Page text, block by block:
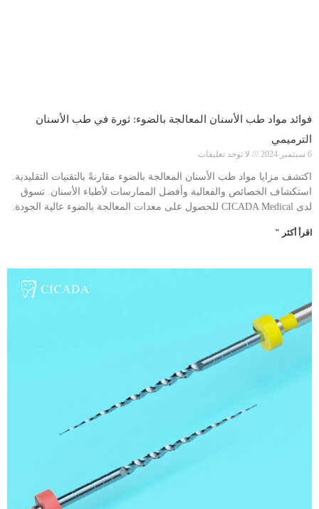
فوائد مواد طب الأسنان المعالجة بالضوء: ثورة في طب الأسنان
الترميمي
6 سبتمبر 2024 لا توجد تعليقات
اكتشف مزايا مواد طب الأسنان المعالجة بالضوء مقارنةً بالتقنيات التقليدية.
استكشاف الخصائص والفعالية وأفضل الممارسات لأطباء الأسنان. تسوق
لدى CICADA Medical للحصول على معدات المعالجة بالضوء عالية الجودة.
اقرأ أكثر "